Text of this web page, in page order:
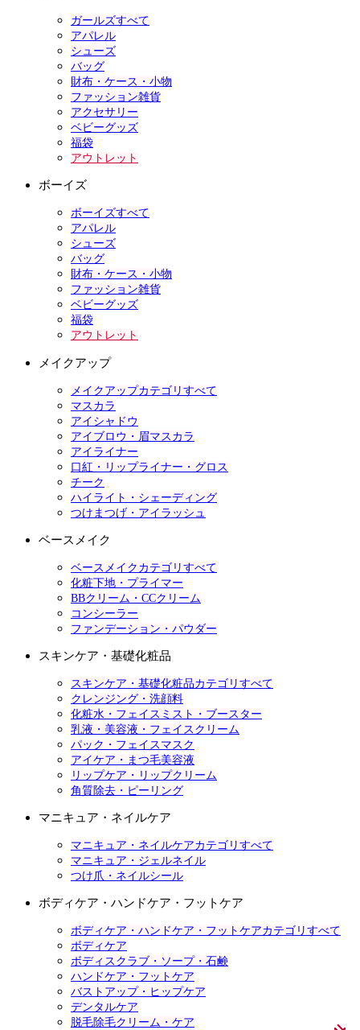
ガールズすべて
アパレル
シューズ
バッグ
財布・ケース・小物
ファッション雑貨
アクセサリー
ベビーグッズ
福袋
アウトレット
ボーイズ
ボーイズすべて
アパレル
シューズ
バッグ
財布・ケース・小物
ファッション雑貨
ベビーグッズ
福袋
アウトレット
メイクアップ
メイクアップカテゴリすべて
マスカラ
アイシャドウ
アイブロウ・眉マスカラ
アイライナー
口紅・リップライナー・グロス
チーク
ハイライト・シェーディング
つけまつげ・アイラッシュ
ベースメイク
ベースメイクカテゴリすべて
化粧下地・プライマー
BBクリーム・CCクリーム
コンシーラー
ファンデーション・パウダー
スキンケア・基礎化粧品
スキンケア・基礎化粧品カテゴリすべて
クレンジング・洗顔料
化粧水・フェイスミスト・ブースター
乳液・美容液・フェイスクリーム
パック・フェイスマスク
アイケア・まつ毛美容液
リップケア・リップクリーム
角質除去・ピーリング
マニキュア・ネイルケア
マニキュア・ネイルケアカテゴリすべて
マニキュア・ジェルネイル
つけ爪・ネイルシール
ボディケア・ハンドケア・フットケア
ボディケア・ハンドケア・フットケアカテゴリすべて
ボディケア
ボディスクラブ・ソープ・石鹸
ハンドケア・フットケア
バストアップ・ヒップケア
デンタルケア
脱毛除毛クリーム・ケア